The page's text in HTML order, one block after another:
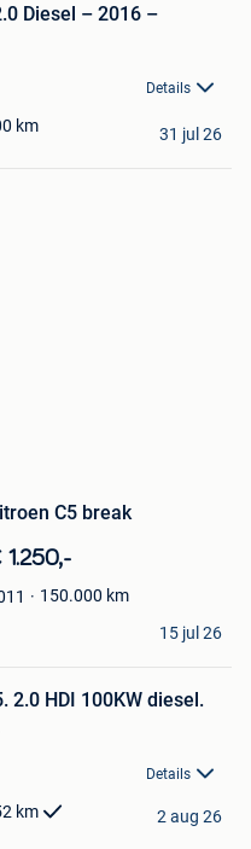
Diesel – 2016 –
Details
km 31 jul 26
C5 break
1.250,-
150.000 km
15 jul 26
2.0 HDI 100KW diesel.
Details
km 2 aug 26